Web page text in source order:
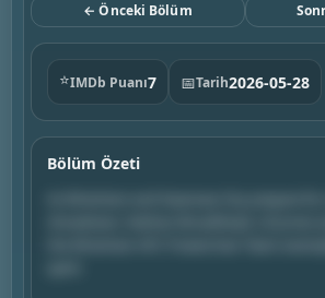
← Önceki Bölüm
⭐IMDb Puanı7 📅Tarih2026-05-28
Bölüm Özeti